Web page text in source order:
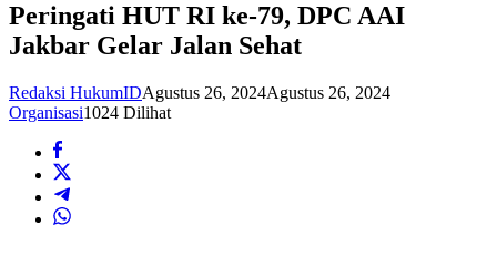
Peringati HUT RI ke-79, DPC AAI
Jakbar Gelar Jalan Sehat
Redaksi HukumIDAgustus 26, 2024Agustus 26, 2024
Organisasi1024 Dilihat